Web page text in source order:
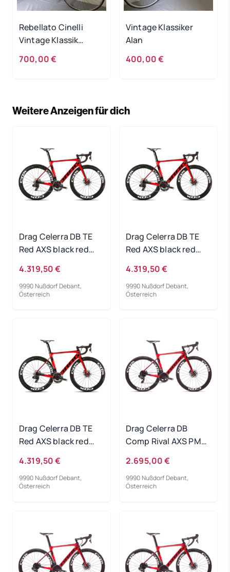
Rebellato Cinelli
Vintage Klassik
700,00 €
Vintage Klassiker
Alan
400,00 €
Weitere Anzeigen für dich
Drag Celerra DB TE
Red AXS black red
4.319,50 €
9990 Nußdorf Debant,
Österreich
Drag Celerra DB TE
Red AXS black red
4.319,50 €
9990 Nußdorf Debant,
Österreich
Drag Celerra DB TE
Red AXS black red
4.319,50 €
9990 Nußdorf Debant,
Österreich
Drag Celerra DB
Comp Rival AXS PM
2.695,00 €
9990 Nußdorf Debant,
Österreich